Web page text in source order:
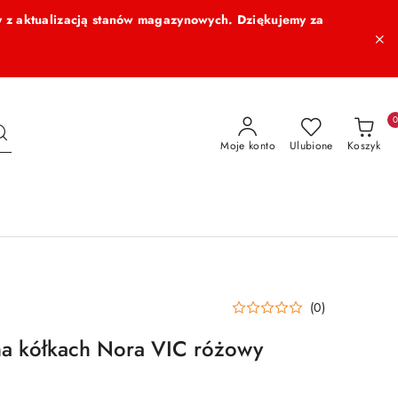
aktualizacją stanów magazynowych. Dziękujemy za
Moje konto Ulubione Koszyk
0
(0)
kółkach Nora VIC różowy